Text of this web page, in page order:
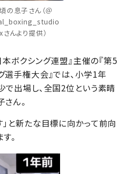
の息子さん（＠
さんより提供）
ボクシング連盟』主催の『第5
選手権大会』では、小学1年
出場し、全国2位という素晴
ん。
と新たな目標に向かって前向
。